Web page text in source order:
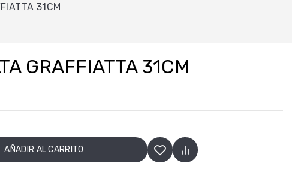
31CM
GRAFFIATTA 31CM
AÑADIR AL CARRITO